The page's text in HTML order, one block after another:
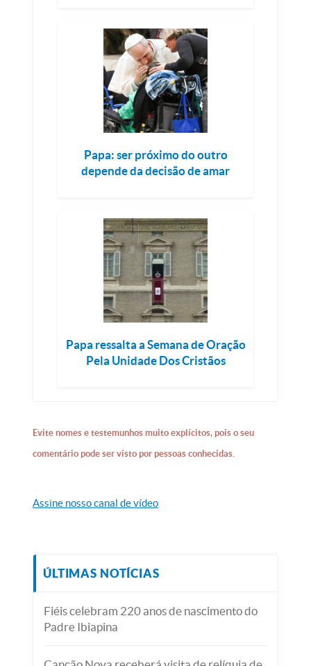
Papa: ser próximo do outro
depende da decisão de amar
Papa ressalta a Semana de Oração
Pela Unidade Dos Cristãos
Evite nomes e testemunhos muito explícitos, pois o seu
comentário pode ser visto por pessoas conhecidas.
Assine nosso canal de vídeo
ÚLTIMAS NOTÍCIAS
Fiéis celebram 220 anos de nascimento do
Padre Ibiapina